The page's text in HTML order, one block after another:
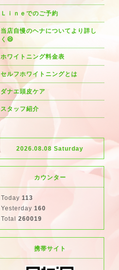
Ｌｉｎｅでのご予約
当店自慢のヘナについてより詳し
く😄
ホワイトニング料金表
セルフホワイトニングとは
ダナエ頭皮ケア
スタッフ紹介
2026.08.08 Saturday
カウンター
Today 113
Yesterday 160
Total 260019
携帯サイト